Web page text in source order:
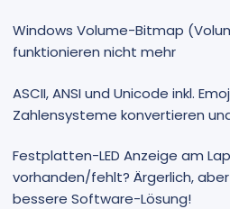
Windows Volume-Bitmap
funktionieren nicht mehr
ASCII, ANSI und Unicode inkl.
Zahlensysteme konvertieren
Festplatten-LED Anzeige am
vorhanden/fehlt? Ärgerlich,
bessere Software-Lösung!